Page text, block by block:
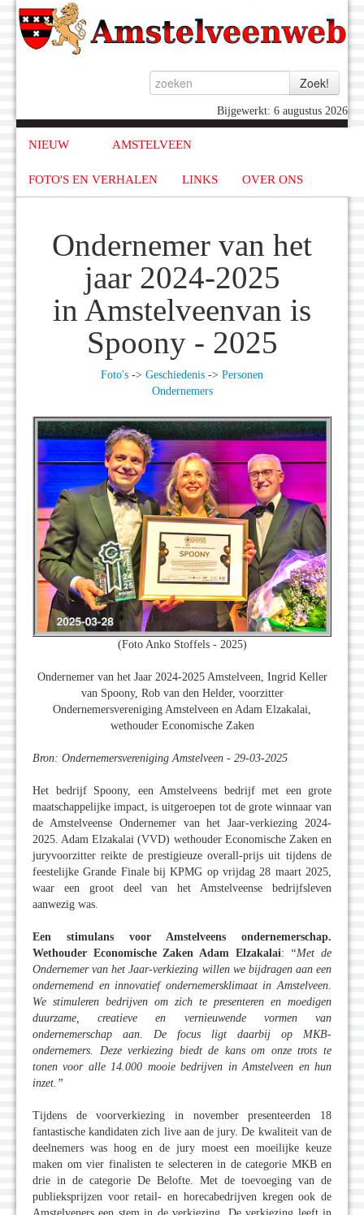
Bijgewerkt: 6 augustus 2026
NIEUW AMSTELVEEN
FOTO'S EN VERHALEN LINKS OVER ONS
Ondernemer van het
jaar 2024-2025
in Amstelveenvan is
Spoony - 2025
Foto's -> Geschiedenis -> Personen
Ondernemers
(Foto Anko Stoffels - 2025)
Ondernemer van het Jaar 2024-2025 Amstelveen, Ingrid Keller
van Spoony, Rob van den Helder, voorzitter
Ondernemersvereniging Amstelveen en Adam Elzakalai,
wethouder Economische Zaken
Bron: Ondernemersvereniging Amstelveen - 29-03-2025
Het bedrijf Spoony, een Amstelveens bedrijf met een grote
maatschappelijke impact, is uitgeroepen tot de grote winnaar van
de Amstelveense Ondernemer van het Jaar-verkiezing 2024-
2025. Adam Elzakalai (VVD) wethouder Economische Zaken en
juryvoorzitter reikte de prestigieuze overall-prijs uit tijdens de
feestelijke Grande Finale bij KPMG op vrijdag 28 maart 2025,
waar een groot deel van het Amstelveense bedrijfsleven
aanwezig was.
Een stimulans voor Amstelveens ondernemerschap.
Wethouder Economische Zaken Adam Elzakalai:
“Met de
Ondernemer van het Jaar-verkiezing willen we bijdragen aan een
ondernemend en innovatief ondernemersklimaat in Amstelveen.
We stimuleren bedrijven om zich te presenteren en moedigen
duurzame, creatieve en vernieuwende vormen van
ondernemerschap aan. De focus ligt daarbij op MKB-
ondernemers. Deze verkiezing biedt de kans om onze trots te
tonen voor alle 14.000 mooie bedrijven in Amstelveen en hun
inzet.”
Tijdens de voorverkiezing in november presenteerden 18
fantastische kandidaten zich live aan de jury. De kwaliteit van de
deelnemers was hoog en de jury moest een moeilijke keuze
maken om vier finalisten te selecteren in de categorie MKB en
drie in de categorie De Belofte. Met de toevoeging van de
publieksprijzen voor retail- en horecabedrijven kregen ook de